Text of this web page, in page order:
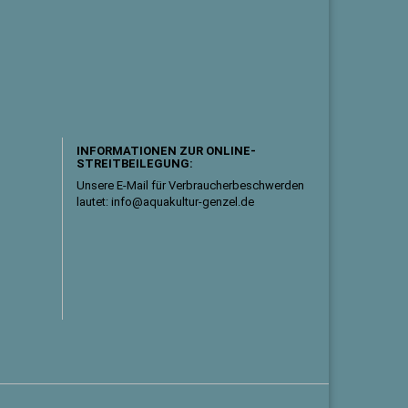
INFORMATIONEN ZUR ONLINE-
STREITBEILEGUNG:
Unsere E-Mail für Verbraucherbeschwerden
lautet: info@aquakultur-genzel.de